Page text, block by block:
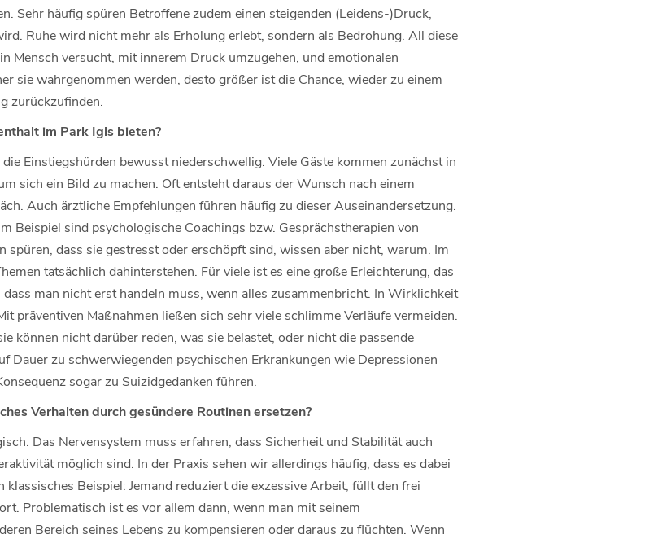
Sehr häufig spüren Betroffene zudem einen steigenden (Leidens-)Druck,
Ruhe wird nicht mehr als Erholung erlebt, sondern als Bedrohung. All diese
Mensch versucht, mit innerem Druck umzugehen, und emotionalen
sie wahrgenommen werden, desto größer ist die Chance, wieder zu einem
zurückzufinden.
im Park Igls bieten?
Einstiegshürden bewusst niederschwellig. Viele Gäste kommen zunächst in
sich ein Bild zu machen. Oft entsteht daraus der Wunsch nach einem
Auch ärztliche Empfehlungen führen häufig zu dieser Auseinandersetzung.
Beispiel sind psychologische Coachings bzw. Gesprächstherapien von
spüren, dass sie gestresst oder erschöpft sind, wissen aber nicht, warum. Im
tatsächlich dahinterstehen. Für viele ist es eine große Erleichterung, das
man nicht erst handeln muss, wenn alles zusammenbricht. In Wirklichkeit
präventiven Maßnahmen ließen sich sehr viele schlimme Verläufe vermeiden.
können nicht darüber reden, was sie belastet, oder nicht die passende
Dauer zu schwerwiegenden psychischen Erkrankungen wie Depressionen
sogar zu Suizidgedanken führen.
Verhalten durch gesündere Routinen ersetzen?
Das Nervensystem muss erfahren, dass Sicherheit und Stabilität auch
möglich sind. In der Praxis sehen wir allerdings häufig, dass es dabei
Beispiel: Jemand reduziert die exzessive Arbeit, füllt den frei
Problematisch ist es vor allem dann, wenn man mit seinem
Bereich seines Lebens zu kompensieren oder daraus zu flüchten. Wenn